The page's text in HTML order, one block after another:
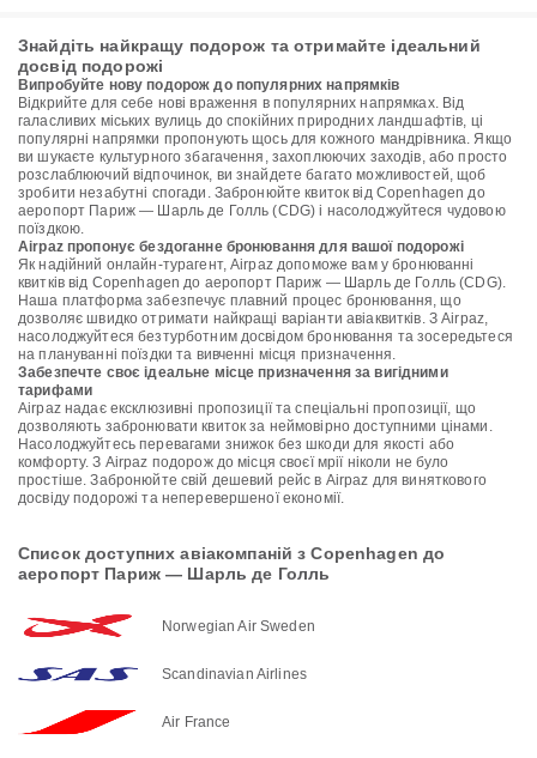
Знайдіть найкращу подорож та отримайте ідеальний
досвід подорожі
Випробуйте нову подорож до популярних напрямків
Відкрийте для себе нові враження в популярних напрямках. Від
галасливих міських вулиць до спокійних природних ландшафтів, ці
популярні напрямки пропонують щось для кожного мандрівника. Якщо
ви шукаєте культурного збагачення, захоплюючих заходів, або просто
розслаблюючий відпочинок, ви знайдете багато можливостей, щоб
зробити незабутні спогади. Забронюйте квиток від Copenhagen до
аеропорт Париж — Шарль де Голль (CDG) і насолоджуйтеся чудовою
поїздкою.
Airpaz пропонує бездоганне бронювання для вашої подорожі
Як надійний онлайн-турагент, Airpaz допоможе вам у бронюванні
квитків від Copenhagen до аеропорт Париж — Шарль де Голль (CDG).
Наша платформа забезпечує плавний процес бронювання, що
дозволяє швидко отримати найкращі варіанти авіаквитків. З Airpaz,
насолоджуйтеся безтурботним досвідом бронювання та зосередьтеся
на плануванні поїздки та вивченні місця призначення.
Забезпечте своє ідеальне місце призначення за вигідними
тарифами
Airpaz надає ексклюзивні пропозиції та спеціальні пропозиції, що
дозволяють забронювати квиток за неймовірно доступними цінами.
Насолоджуйтесь перевагами знижок без шкоди для якості або
комфорту. З Airpaz подорож до місця своєї мрії ніколи не було
простіше. Забронюйте свій дешевий рейс в Airpaz для виняткового
досвіду подорожі та неперевершеної економії.
Список доступних авіакомпаній з Copenhagen до
аеропорт Париж — Шарль де Голль
Norwegian Air Sweden
Scandinavian Airlines
Air France